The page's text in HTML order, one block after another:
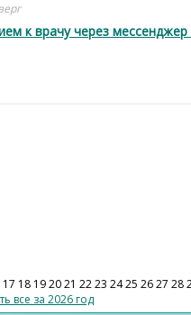
к врачу через
17 18 192021 2223 2425 2627 28
все за 2026 год